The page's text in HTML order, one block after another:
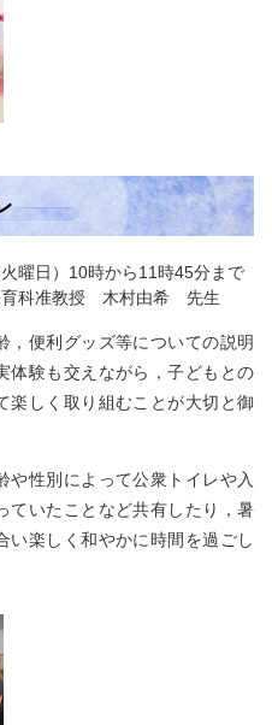
曜日）10時から11時45分まで
科准教授 木村由希 先生
便利グッズ等についての説明
体験も交えながら，子どもとの
楽しく取り組むことが大切と御
性別によって公衆トイレや入
ていたことなど共有したり，暑
い楽しく和やかに時間を過ごし